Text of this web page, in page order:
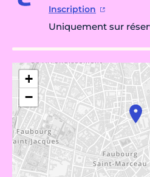
Inscription
Uniquement sur
+
−